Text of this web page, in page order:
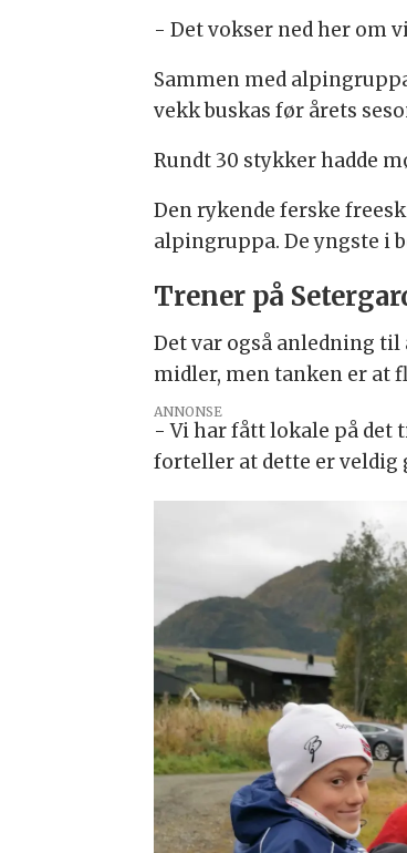
- Det vokser ned her om
Sammen med
vekk buskas før årets
Rundt 30 stykker hadde
Den rykende ferske
alpingruppa. De yngste i
Trener på
Det var også anledning
midler, men tanken er at
ANNONSE
- Vi har fått lokale på det
forteller at dette er veldig